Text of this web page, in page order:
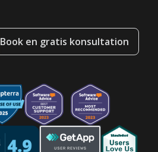
Book en gratis konsultation